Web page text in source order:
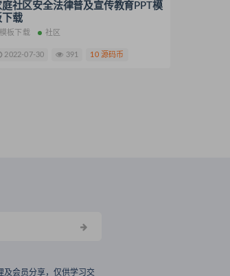
庭社区安全法律普及宣传教育PPT模
下载
模板下载 社区
2022-07-30 391 10 源码币
及会员分享，仅供学习交